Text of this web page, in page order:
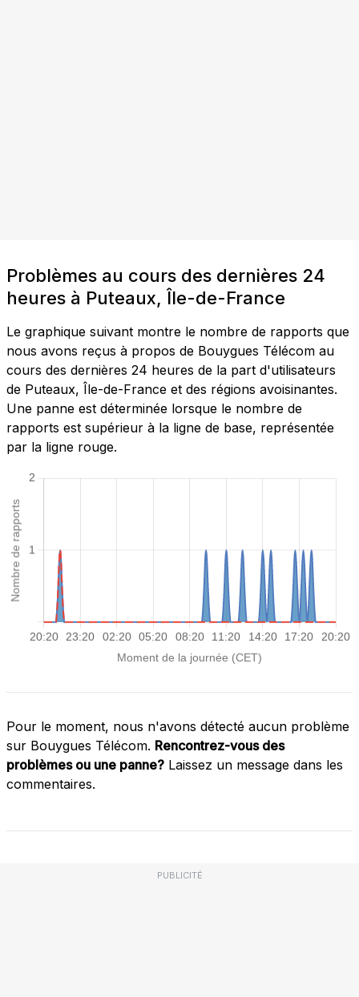
Problèmes au cours des dernières 24
heures à Puteaux, Île-de-France
Le graphique suivant montre le nombre de rapports que
nous avons reçus à propos de Bouygues Télécom au
cours des dernières 24 heures de la part d'utilisateurs
de Puteaux, Île-de-France et des régions avoisinantes.
Une panne est déterminée lorsque le nombre de
rapports est supérieur à la ligne de base, représentée
par la ligne rouge.
Pour le moment, nous n'avons détecté aucun problème
sur Bouygues Télécom. Rencontrez-vous des
problèmes ou une panne? Laissez un message dans les
commentaires.
PUBLICITÉ